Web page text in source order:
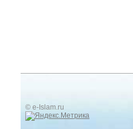
© e-Islam.ru